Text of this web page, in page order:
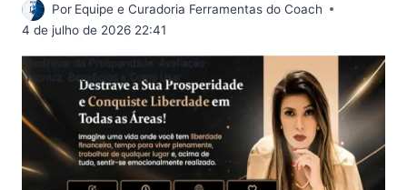
Por Equipe e Curadoria Ferramentas do Coach
4 de julho de 2026 22:41